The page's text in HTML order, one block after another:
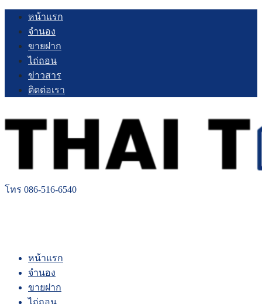
Skip
content
หน้าแรก
จำนอง
ขายฝาก
ไถ่ถอน
ข่าวสาร
ติดต่อเรา
โทร 086-516-6540
หน้าแรก
จำนอง
ขายฝาก
ไถ่ถอน